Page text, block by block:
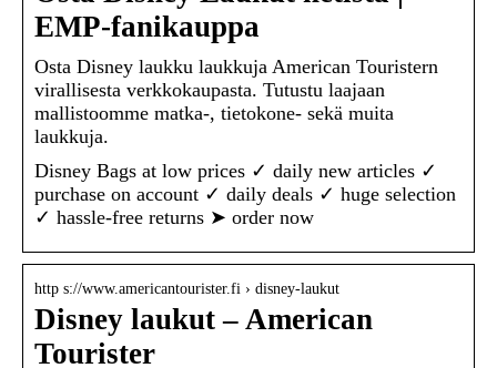
EMP-fanikauppa
Osta Disney laukku laukkuja American Touristern
virallisesta verkkokaupasta. Tutustu laajaan
mallistoomme matka-, tietokone- sekä muita
laukkuja.
Disney Bags at low prices ✓ daily new articles ✓
purchase on account ✓ daily deals ✓ huge selection
✓ hassle-free returns ➤ order now
http s://www.americantourister.fi › disney-laukut
Disney laukut – American
Tourister